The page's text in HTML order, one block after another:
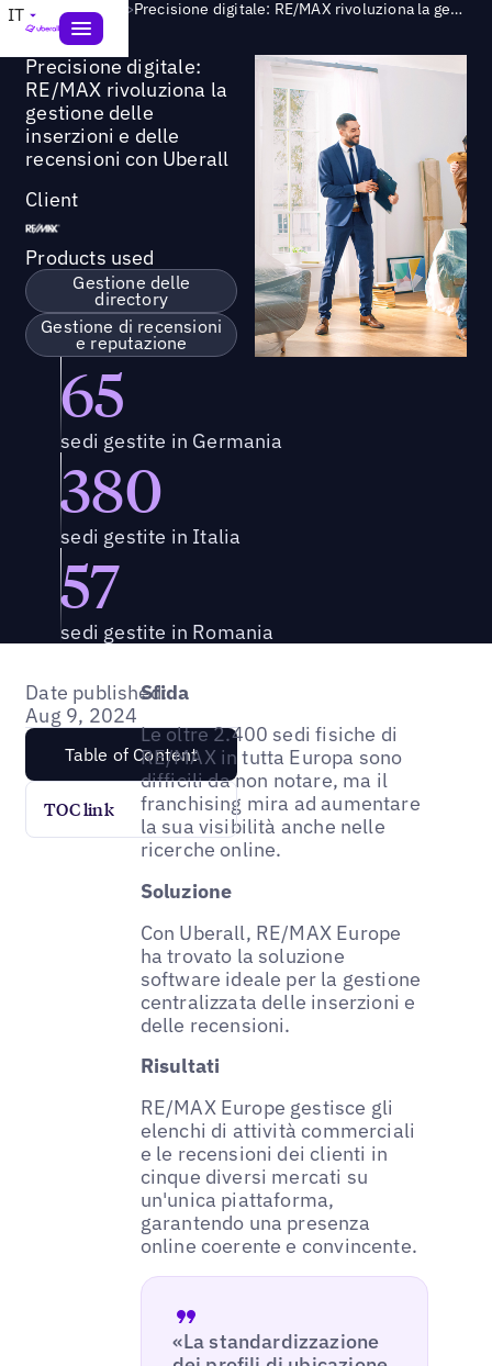
IT Success Story > Precisione digitale: RE/MAX rivoluziona la gestione delle inserzioni e delle recensioni con Uberall
Precisione digitale:
RE/MAX rivoluziona la
gestione delle
inserzioni e delle
recensioni con Uberall
Client
Products used
Gestione delle
directory
Gestione di recensioni
e reputazione
65
sedi gestite in Germania
380
sedi gestite in Italia
57
sedi gestite in Romania
Date published:
Aug 9, 2024
Table of Content
TOC link
Sfida
Le oltre 2.400 sedi fisiche di
RE/MAX in tutta Europa sono
difficili da non notare, ma il
franchising mira ad aumentare
la sua visibilità anche nelle
ricerche online.
Soluzione
Con Uberall, RE/MAX Europe
ha trovato la soluzione
software ideale per la gestione
centralizzata delle inserzioni e
delle recensioni.
Risultati
RE/MAX Europe gestisce gli
elenchi di attività commerciali
e le recensioni dei clienti in
cinque diversi mercati su
un'unica piattaforma,
garantendo una presenza
online coerente e convincente.
«La standardizzazione